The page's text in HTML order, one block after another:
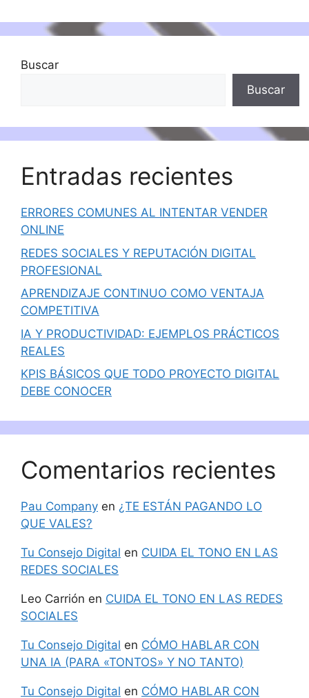
Buscar
Buscar
Entradas recientes
ERRORES COMUNES AL INTENTAR VENDER
ONLINE
REDES SOCIALES Y REPUTACIÓN DIGITAL
PROFESIONAL
APRENDIZAJE CONTINUO COMO VENTAJA
COMPETITIVA
IA Y PRODUCTIVIDAD: EJEMPLOS PRÁCTICOS
REALES
KPIS BÁSICOS QUE TODO PROYECTO DIGITAL
DEBE CONOCER
Comentarios recientes
Pau Company en ¿TE ESTÁN PAGANDO LO
QUE VALES?
Tu Consejo Digital en CUIDA EL TONO EN LAS
REDES SOCIALES
Leo Carrión en CUIDA EL TONO EN LAS REDES
SOCIALES
Tu Consejo Digital en CÓMO HABLAR CON
UNA IA (PARA «TONTOS» Y NO TANTO)
Tu Consejo Digital en CÓMO HABLAR CON